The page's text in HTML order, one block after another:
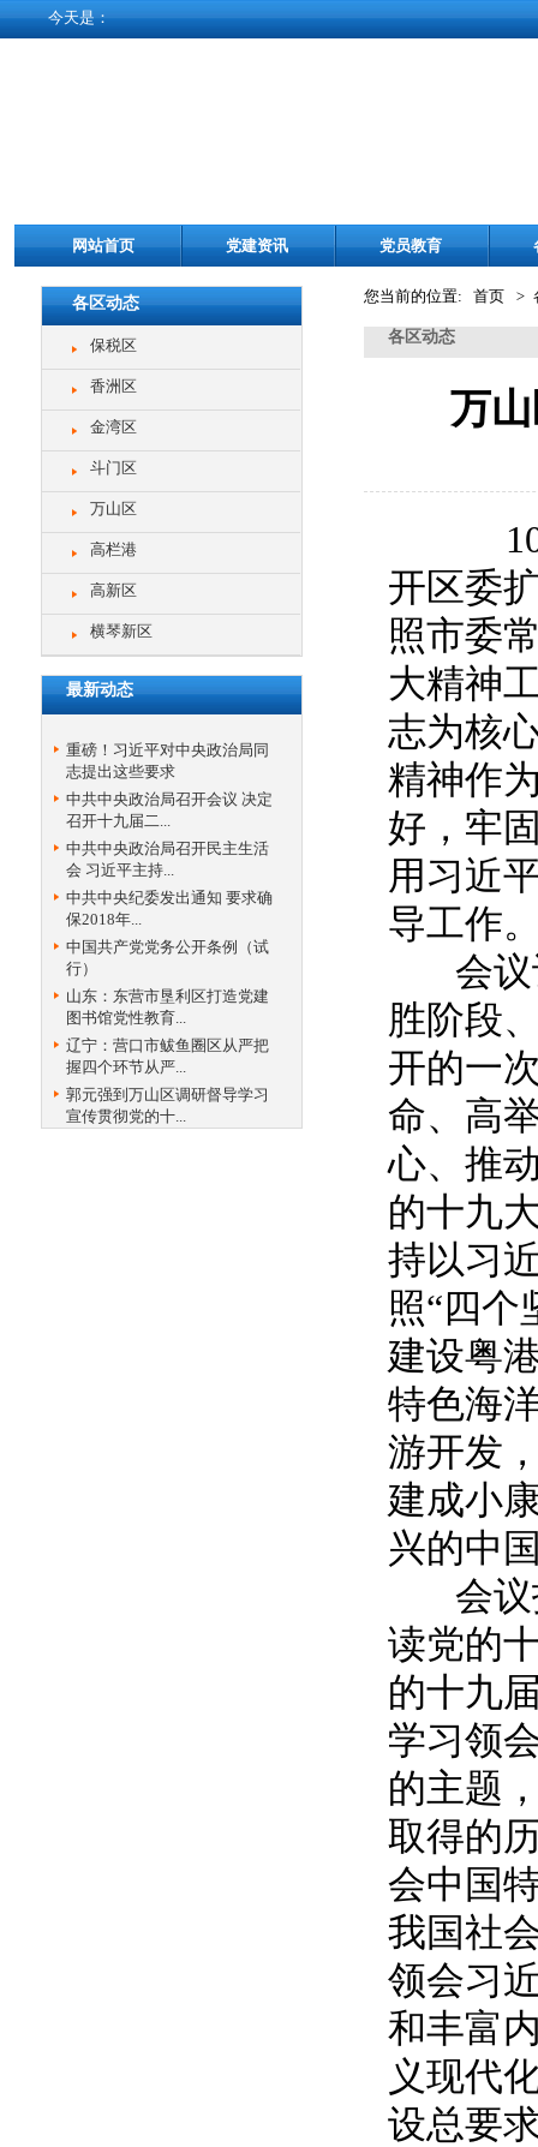
今天是：
网站首页 党建资讯 党员教育
各区动态
保税区
香洲区
金湾区
斗门区
万山区
高栏港
高新区
横琴新区
最新动态
重磅！习近平对中央政治局同
志提出这些要求
中共中央政治局召开会议 决定
召开十九届二...
中共中央政治局召开民主生活
会 习近平主持...
中共中央纪委发出通知 要求确
保2018年...
中国共产党党务公开条例（试
行）
山东：东营市垦利区打造党建
图书馆党性教育...
辽宁：营口市鲅鱼圈区从严把
握四个环节从严...
郭元强到万山区调研督导学习
宣传贯彻党的十...
您当前的位置: 首页 >
各区动态
万
10
开区委
照市委
大精神
志为核
精神作
好，牢
用习近
导工作
会议
胜阶段
开的一
命、高
心、推
的十九
持以习
照“四个
建设粤
特色海
游开发
建成小
兴的中
会议
读党的
的十九
学习领
的主题
取得的
会中国
我国社
领会习
和丰富
义现代
设总要